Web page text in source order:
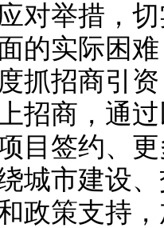
对举措，
的实际困
抓招商引
招商，通
目签约、
城市建设
政策支持